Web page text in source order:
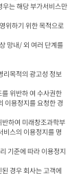
는 해당 부가서비스만
이용정지를 요청한 경
스의 이용정지를 명